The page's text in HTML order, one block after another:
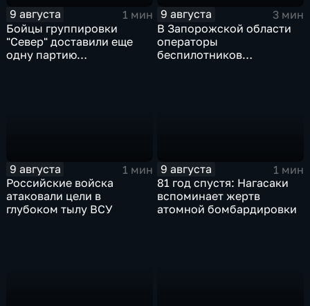
9 августа
1 мин
Бойцы группировки
"Север" доставили еще
одну партию
9 августа
3 мин
В Запорожской области
операторы
беспилотников
9 августа
1 мин
Российские войска
атаковали цели в
глубоком тылу ВСУ
9 августа
1 мин
81 год спустя: Нагасаки
вспоминает жертв
атомной бомбардировки